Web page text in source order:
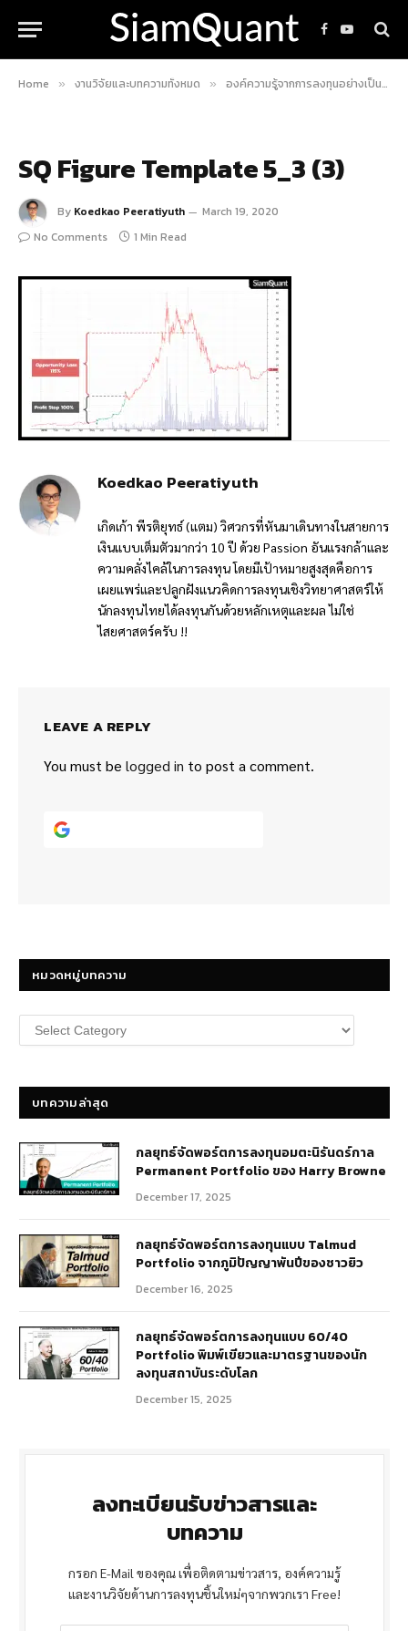
Facebook
YouTube
Home » งานวิจัยและบทความทั้งหมด » องค์ความรู้จากการลงทุนอย่างเป็นระบบ
SQ Figure Template 5_3 (3)
By Koedkao Peeratiyuth
March 19, 2020
No Comments
1 Min Read
Koedkao Peeratiyuth
เกิดเก้า พีรติยุทธ์ (แตม) วิศวกรที่หันมาเดินทางในสายการ
เงินแบบเต็มตัวมากว่า 10 ปี ด้วย Passion อันแรงกล้าและ
ความคลั่งไคล้ในการลงทุน โดยมีเป้าหมายสูงสุดคือการ
เผยแพร่และปลูกฝังแนวคิดการลงทุนเชิงวิทยาศาสตร์ให้
นักลงทุนไทยได้ลงทุนกันด้วยหลักเหตุและผล ไม่ใช่
ไสยศาสตร์ครับ !!
LEAVE A REPLY
You must be logged in to post a comment.
หมวดหมู่บทความ
หมวด
หมู่
บทความล่าสุด
กลยุทธ์​จัดพอร์ตการลงทุนอมตะนิรันดร์กาล
Permanent Portfolio ของ Harry Browne
December 17, 2025
กลยุทธ์จัดพอร์ตการลงทุนแบบ Talmud
Portfolio จากภูมิปัญญาพันปีของชาวยิว
December 16, 2025
กลยุทธ์จัดพอร์ตการลงทุนแบบ 60/40
Portfolio พิมพ์เขียวและมาตรฐานของนัก
ลงทุนสถาบันระดับโลก
December 15, 2025
ลงทะเบียนรับข่าวสารและ
บทความ
กรอก E-Mail ของคุณ เพื่อติดตามข่าวสาร, องค์ความรู้
และงานวิจัยด้านการลงทุนชิ้นใหม่ๆจากพวกเรา Free!